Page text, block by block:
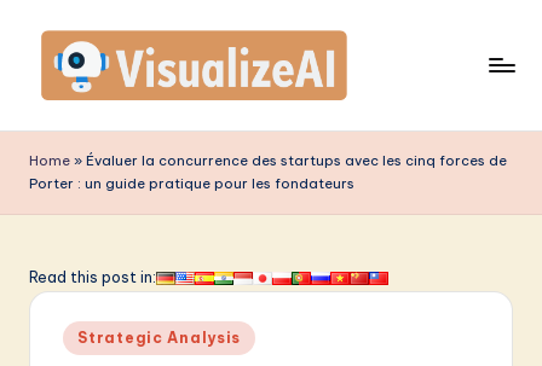
content
is
u
li
Home » Évaluer la concurrence des startups avec les cinq forces de
Porter : un guide pratique pour les fondateurs
Read this post in:
Posted
in
Strategic Analysis